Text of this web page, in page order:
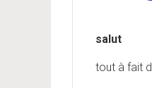
salut
tout à fait